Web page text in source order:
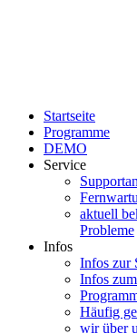
Startseite
Programme
DEMO
Service
aktuell
Probleme
Infos
Infos zur
Infos
Häufig
wir über